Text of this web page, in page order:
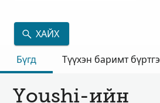
ХАЙХ
Бүгд
Түүхэн баримт
Youshi-ийн